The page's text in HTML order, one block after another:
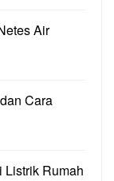
Air
Cara
Listrik Rumah